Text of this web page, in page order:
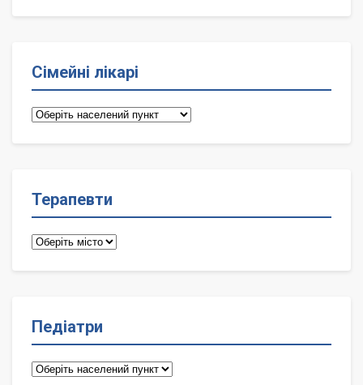
Сімейні лікарі
Сімейні
Терапевти
Терапевти
Педіатри
Педіатри